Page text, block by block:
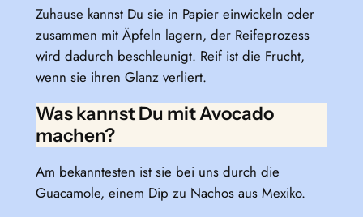
Zuhause kannst Du sie in Papier einwickeln oder
zusammen mit Äpfeln lagern, der Reifeprozess
wird dadurch beschleunigt. Reif ist die Frucht,
wenn sie ihren Glanz verliert.
Was kannst Du mit Avocado
machen?
Am bekanntesten ist sie bei uns durch die
Guacamole, einem Dip zu Nachos aus Mexiko.